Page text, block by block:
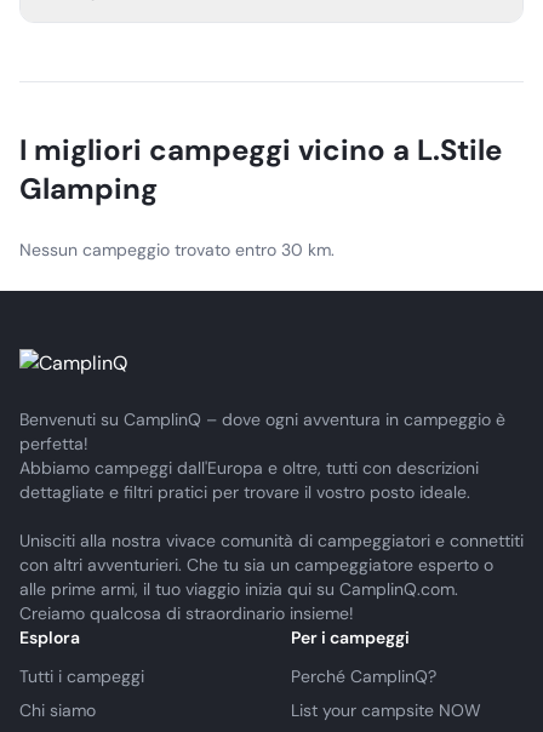
organic fruit and vegetables from the farm.
horseback riding, sea swimming, and mountain biking.
I migliori campeggi vicino a L.Stile
Glamping
Nessun campeggio trovato entro 30 km.
Benvenuti su CamplinQ – dove ogni avventura in campeggio è
perfetta!
Abbiamo campeggi dall'Europa e oltre, tutti con descrizioni
dettagliate e filtri pratici per trovare il vostro posto ideale.
Unisciti alla nostra vivace comunità di campeggiatori e connettiti
con altri avventurieri. Che tu sia un campeggiatore esperto o
alle prime armi, il tuo viaggio inizia qui su CamplinQ.com.
Creiamo qualcosa di straordinario insieme!
Esplora
Tutti i campeggi
Chi siamo
Per i campeggi
Perché CamplinQ?
List your campsite NOW